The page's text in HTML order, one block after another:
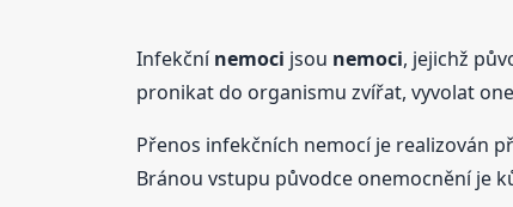
Infekčnínemoci jsou nemoci, jejichž
pronikat do organismu zvířat, vyvolat
Přenos infekčních nemocí je realizován
Bránou vstupu původce onemocnění je